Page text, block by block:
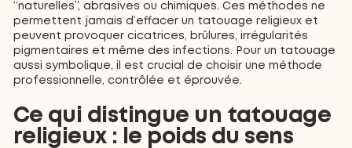
“naturelles”, abrasives ou chimiques. Ces méthodes ne
permettent jamais d’effacer un tatouage religieux et
peuvent provoquer cicatrices, brûlures, irrégularités
pigmentaires et même des infections. Pour un tatouage
aussi symbolique, il est crucial de choisir une méthode
professionnelle, contrôlée et éprouvée.
Ce qui distingue un tatouage
religieux : le poids du sens